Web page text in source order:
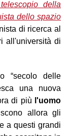
della
dello spazio
di ricerca al
all'università di
“secolo delle
una nuova
di più l'uomo
allora gli
a questi grandi